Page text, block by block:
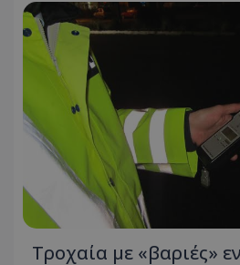
Τροχαία με «βαριές»